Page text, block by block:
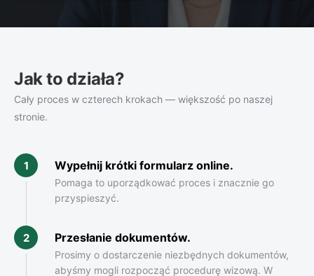
Jak to działa?
Cały proces w czterech krokach — większość po naszej
stronie.
1 Wypełnij krótki formularz online.
Pomaga to uporządkować proces i znacznie go
przyspieszyć.
2 Przesłanie dokumentów.
Prosimy o dostarczenie niezbędnych dokumentów,
abyśmy mogli rozpocząć procedurę wizową. W